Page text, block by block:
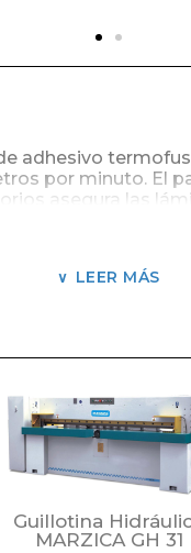
adhesivo
por minuto. El
asegura las
LEER MÁS
Guillotina
MARZICA GH 31